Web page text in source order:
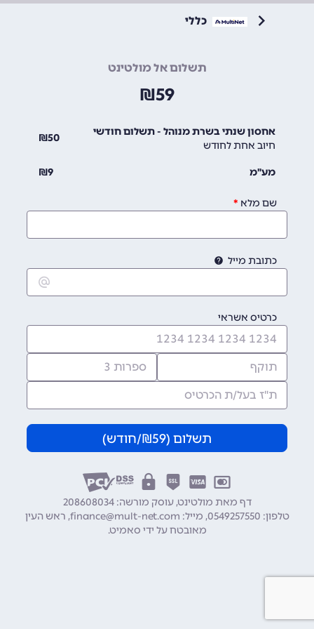
כללי
תשלום אל מולטינט
59
₪
אחסון שנתי בשרת מנוהל - תשלום חודשי
חיוב אחת לחודש
50
₪
מע"מ 9
₪
שם מלא
כתובת מייל
כרטיס אשראי
תשלום (59₪/חודש)
דף מאת מולטינט, עוסק מורשה: 208608034
טלפון: 0549257550 מייל: finance@mult-net.com ראש העין
מאובטח על ידי סאמיט.